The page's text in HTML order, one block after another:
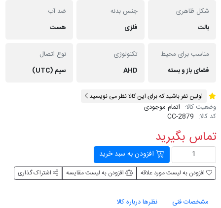
شکل ظاهری
بالت
جنس بدنه
فلزی
ضد آب
هست
مناسب برای محیط
فضای باز و بسته
تکنولوژی
AHD
نوع اتصال
سیم (UTC)
اولین نفر باشید که برای این کالا نظر می نویسید
وضعیت کالا: اتمام موجودی
کد کالا: CC-2879
تماس بگیرید
افزودن به سبد خرید
افزودن به لیست مورد علاقه افزودن به لیست مقایسه اشتراک گذاری
مشخصات فنی نظرها درباره کالا